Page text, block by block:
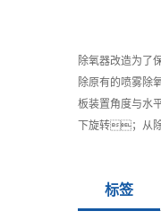
除氧器改造为
除原有的喷雾
板装置角度与水
下旋转；从
标签